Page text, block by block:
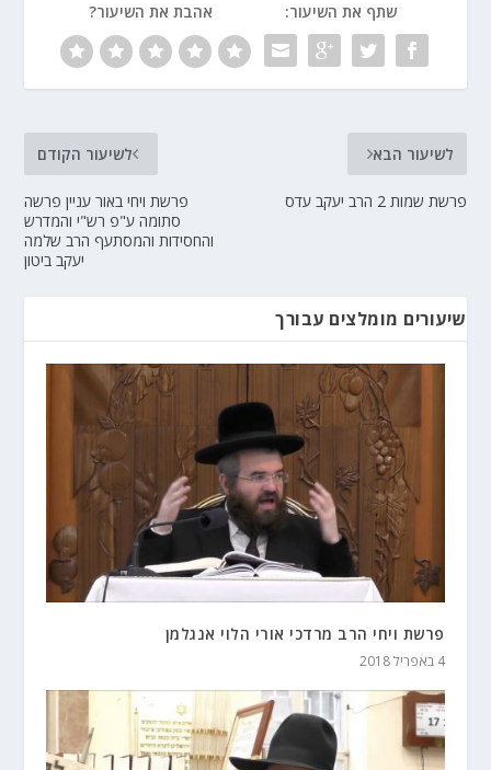
שתף את השיעור: אהבת את השיעור?
לשיעור הקודם
פרשת ויחי באור עניין פרשה
סתומה ע"פ רש"י והמדרש
והחסידות והמסתעף הרב שלמה
יעקב ביטון
לשיעור הבא
פרשת שמות 2 הרב יעקב עדס
שיעורים מומלצים עבורך
פרשת ויחי הרב מרדכי אורי הלוי אנגלמן
4 באפריל 2018